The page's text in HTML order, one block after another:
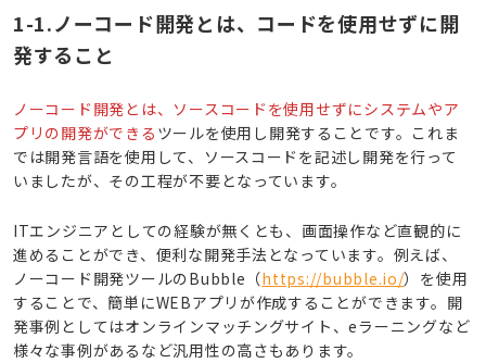
1-1.ノーコード開発とは、コードを使用せずに開
発すること
ノーコード開発とは、ソースコードを使用せずにシステムやア
プリの開発ができる ツールを使用し開発することです。これま
では開発言語を使用して、ソースコードを記述し開発を行って
いましたが、その工程が不要となっています。
ITエンジニアとしての経験が無くとも、画面操作など直観的に
進めることができ、便利な開発手法となっています。例えば、
ノーコード開発ツールのBubble（https://bubble.io/）を使用
することで、簡単にWEBアプリが作成することができます。開
発事例としてはオンラインマッチングサイト、eラーニングなど
様々な事例があるなど汎用性の高さもあります。